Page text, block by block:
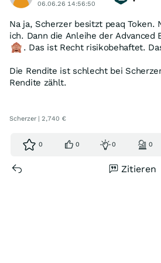
06.06.26 14:56:50
Na ja, Scherzer besitzt peaq Token.
ich. Dann die Anleihe der Advanced
. Das ist Recht risikobehaftet.
Die Rendite ist schlecht bei
Rendite zählt.
Scherzer | 2,740 €
0 0 0 0
Zitieren